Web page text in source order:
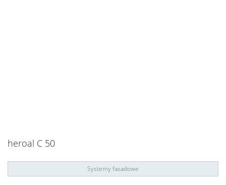
heroal C 50
Systemy fasadowe